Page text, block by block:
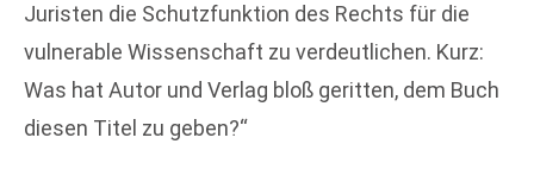
Juristen die Schutzfunktion des Rechts für die
vulnerable Wissenschaft zu verdeutlichen. Kurz:
Was hat Autor und Verlag bloß geritten, dem Buch
diesen Titel zu geben?“